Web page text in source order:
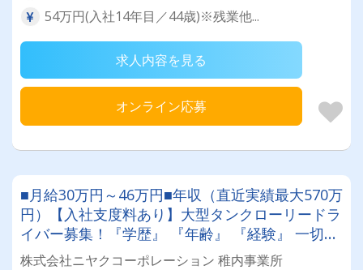
54万円(入社14年目／44歳)※残業他...
求人内容を見る
オンライン応募
■月給30万円～46万円■年収（直近実績最大570万
円）【入社支度料あり】大型タンクローリードラ
イバー募集！『学歴』 『年齢』 『経験』 一切不
問◎男女問わず活躍できる環境です。
株式会社ニヤクコーポレーション 稚内事業所